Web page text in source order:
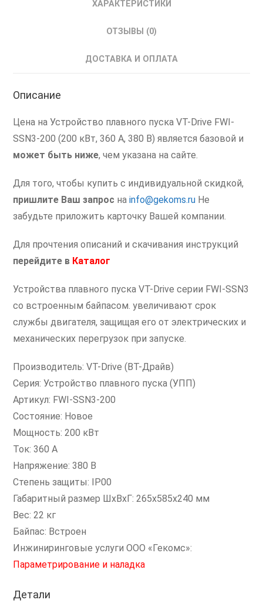
ХАРАКТЕРИСТИКИ
ОТЗЫВЫ (0)
ДОСТАВКА И ОПЛАТА
Описание
Цена на Устройство плавного пуска VT-Drive FWI-
SSN3-200 (200 кВт, 360 А, 380 В) является базовой и
может быть ниже, чем указана на сайте.
Для того, чтобы купить с индивидуальной скидкой,
пришлите Ваш запрос наinfo@gekoms.ru Не
забудьте приложить карточку Вашей компании.
Для прочтения описаний и скачивания инструкций
перейдите в Каталог
Устройства плавного пуска VT-Drive серии FWI-SSN3
со встроенным байпасом. увеличивают срок
службы двигателя, защищая его от электрических и
механических перегрузок при запуске.
Производитель: VT-Drive (ВТ-Драйв)
Серия: Устройство плавного пуска (УПП)
Артикул: FWI-SSN3-200
Состояние: Новое
Мощность: 200 кВт
Ток: 360 А
Напряжение: 380 В
Степень защиты: IP00
Габаритный размер ШxВxГ: 265х585х240 мм
Вес: 22 кг
Байпас: Встроен
Инжиниринговые услуги ООО «Гекомс»:
Параметрирование и наладка
Детали